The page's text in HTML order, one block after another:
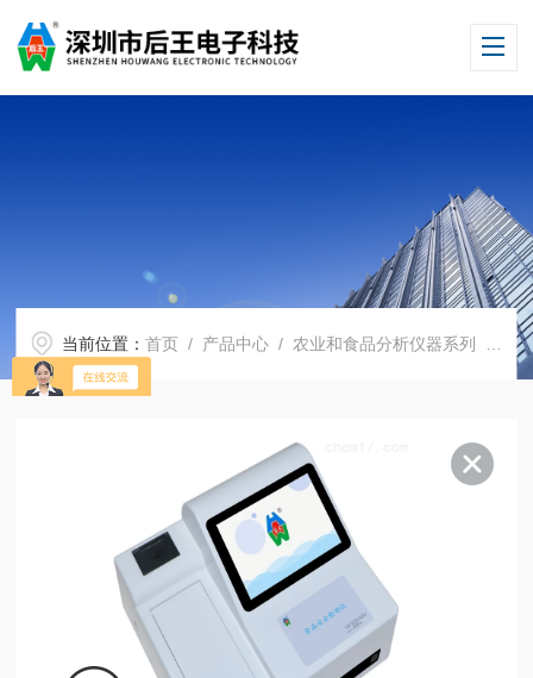
当前位置：首页 / 产品中心 / 农业和食品分析仪器系列 农